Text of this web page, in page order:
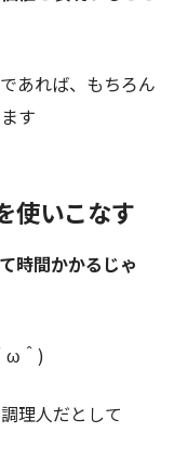
あれば、もちろん
す
使いこなす
時間かかるじゃ
ω＾)
理人だとして